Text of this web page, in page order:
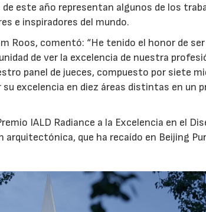
este año representan algunos de los
e inspiradores del mundo.
Roos, comentó: “He tenido el honor de
de ver la excelencia de nuestra
panel de jueces, compuesto por siete
excelencia en diez áreas distintas en un
IALD Radiance a la Excelencia en el
que ha recaído en Beijing